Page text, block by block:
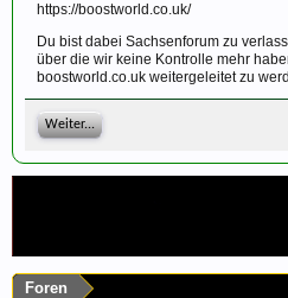
https://boostworld.co.uk/
Du bist dabei Sachsenforum zu
über die wir keine Kontrolle mehr
boostworld.co.uk weitergeleitet zu
Weiter...
Foren